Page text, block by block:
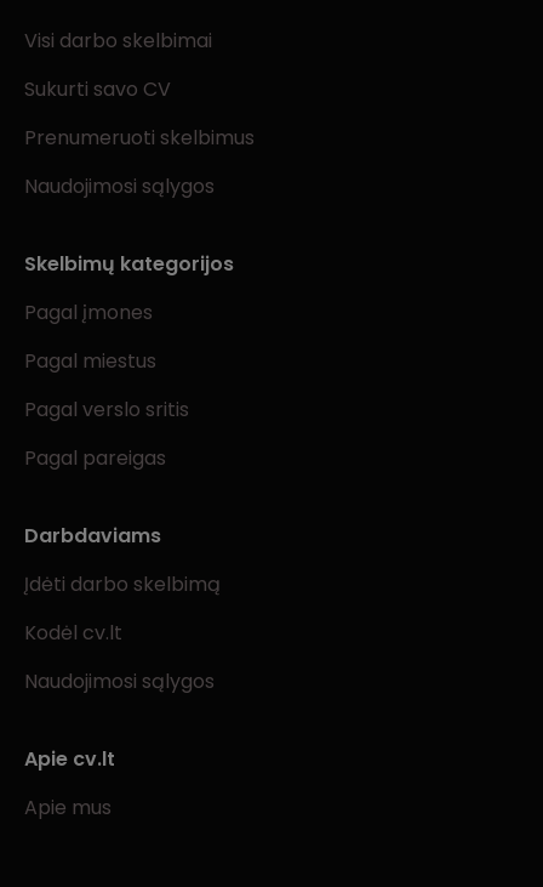
Visi darbo skelbimai
Sukurti savo CV
Prenumeruoti skelbimus
Naudojimosi sąlygos
Skelbimų kategorijos
Pagal įmones
Pagal miestus
Pagal verslo sritis
Pagal pareigas
Darbdaviams
Įdėti darbo skelbimą
Kodėl cv.lt
Naudojimosi sąlygos
Apie cv.lt
Apie mus